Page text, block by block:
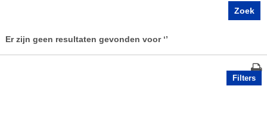
Er zijn geen resultaten gevonden voor ‘’
Filters